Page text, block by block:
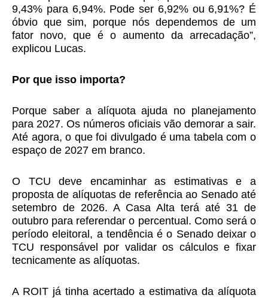
9,43% para 6,94%. Pode ser 6,92% ou 6,91%? É
óbvio que sim, porque nós dependemos de um
fator novo, que é o aumento da arrecadação”,
explicou Lucas.
Por que isso importa?
Porque saber a alíquota ajuda no planejamento
para 2027. Os números oficiais vão demorar a sair.
Até agora, o que foi divulgado é uma tabela com o
espaço de 2027 em branco.
O TCU deve encaminhar as estimativas e a
proposta de alíquotas de referência ao Senado até
setembro de 2026. A Casa Alta terá até 31 de
outubro para referendar o percentual. Como será o
período eleitoral, a tendência é o Senado deixar o
TCU responsável por validar os cálculos e fixar
tecnicamente as alíquotas.
A ROIT já tinha acertado a estimativa da alíquota